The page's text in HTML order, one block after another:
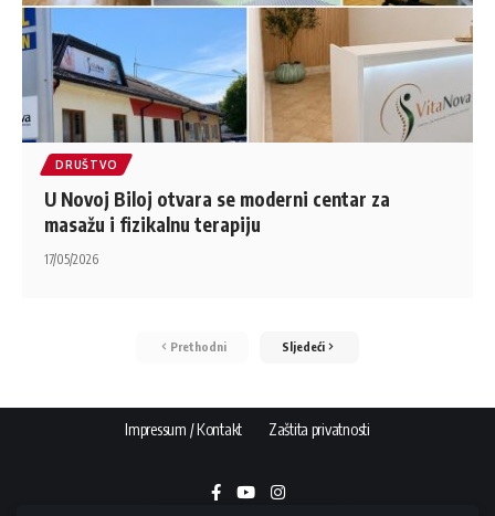
DRUŠTVO
U Novoj Biloj otvara se moderni centar za
masažu i fizikalnu terapiju
17/05/2026
Prethodni Sljedeći
Impressum / Kontakt Zaštita privatnosti